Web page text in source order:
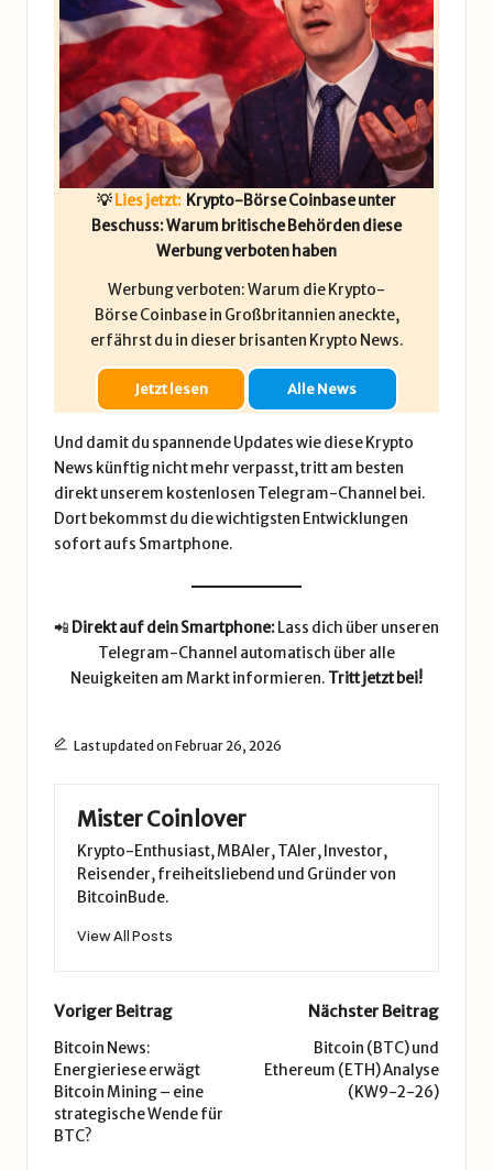
💡 Lies jetzt: Krypto-Börse Coinbase unter
Beschuss: Warum britische Behörden diese
Werbung verboten haben
Werbung verboten: Warum die Krypto-
Börse Coinbase in Großbritannien aneckte,
erfährst du in dieser brisanten Krypto News.
Jetzt lesen Alle News
Und damit du spannende Updates wie diese Krypto
News künftig nicht mehr verpasst, tritt am besten
direkt unserem kostenlosen Telegram-Channel bei.
Dort bekommst du die wichtigsten Entwicklungen
sofort aufs Smartphone.
📲 Direkt auf dein Smartphone:Lass dich über unseren
Telegram-Channel automatisch über alle
Neuigkeiten am Markt informieren. Tritt jetzt bei!
Last updated on Februar 26, 2026
Mister Coinlover
Krypto-Enthusiast, MBAler, TAler, Investor,
Reisender, freiheitsliebend und Gründer von
BitcoinBude.
View All Posts
Post
navigation
Voriger Beitrag
Bitcoin News:
Energieriese erwägt
Bitcoin Mining – eine
strategische Wende für
BTC?
Nächster Beitrag
Bitcoin (BTC) und
Ethereum (ETH) Analyse
(KW9-2-26)